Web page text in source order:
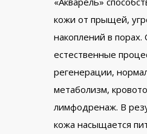
кожи от прыщей,
накоплений в порах.
естественные
регенерации,
метаболизм,
лимфодренаж. В
кожа насыщается